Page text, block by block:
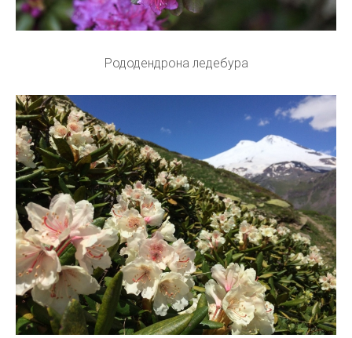
Рододендрона ледебура